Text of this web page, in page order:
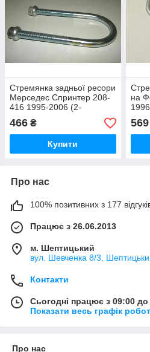
Стремянка задньої ресори
Мерседес Спринтер 208-
416 1995-2006 (2-
3ресоры,175х74х14)
SOLGY 213509
466 ₴
Купити
на
569
Про нас
100% позитивних з 177
Працює з 26.06.2013
м. Шептицький
вул. Шевченка 8/3,
Контакти
Сьогодні працює з 09:00 до
Показати весь графік
Про нас